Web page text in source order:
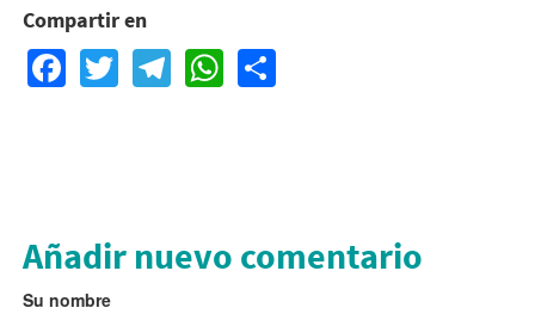
Compartir en
Facebook
TwitterTelegram
WhatsApp
Share
Añadir nuevo comentario
Su nombre